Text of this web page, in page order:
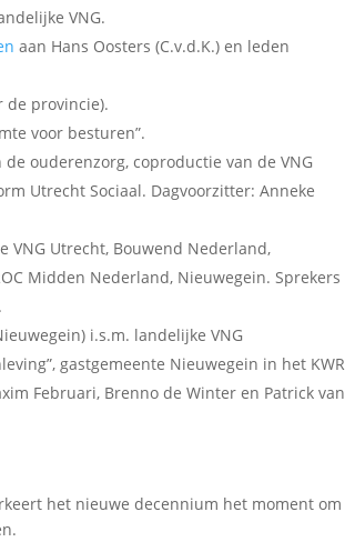
VNG.
aan Hans Oosters (C.v.d.K.) en leden
de provincie).
voor besturen”.
ouderenzorg, coproductie van de VNG
Utrecht Sociaal. Dagvoorzitter: Anneke
VNG Utrecht, Bouwend Nederland,
Midden Nederland, Nieuwegein. Sprekers
i.s.m. landelijke VNG
gastgemeente Nieuwegein in het KWR
Februari, Brenno de Winter en Patrick van
het nieuwe decennium het moment om